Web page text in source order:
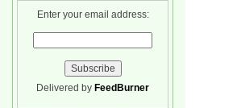
Enter your email address:
Delivered by FeedBurner